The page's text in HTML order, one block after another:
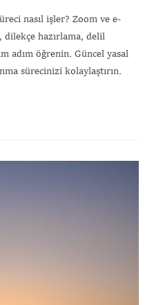
nasıl işler? Zoom ve e-
dilekçe hazırlama, delil
adım öğrenin. Güncel yasal
sürecinizi kolaylaştırın.